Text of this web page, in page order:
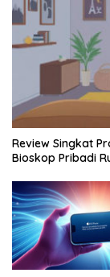
Review Singkat
Bioskop Pribadi